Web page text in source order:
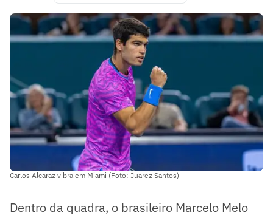
Carlos Alcaraz vibra em Miami (Foto: Juarez Santos)
Dentro da quadra, o brasileiro Marcelo Melo